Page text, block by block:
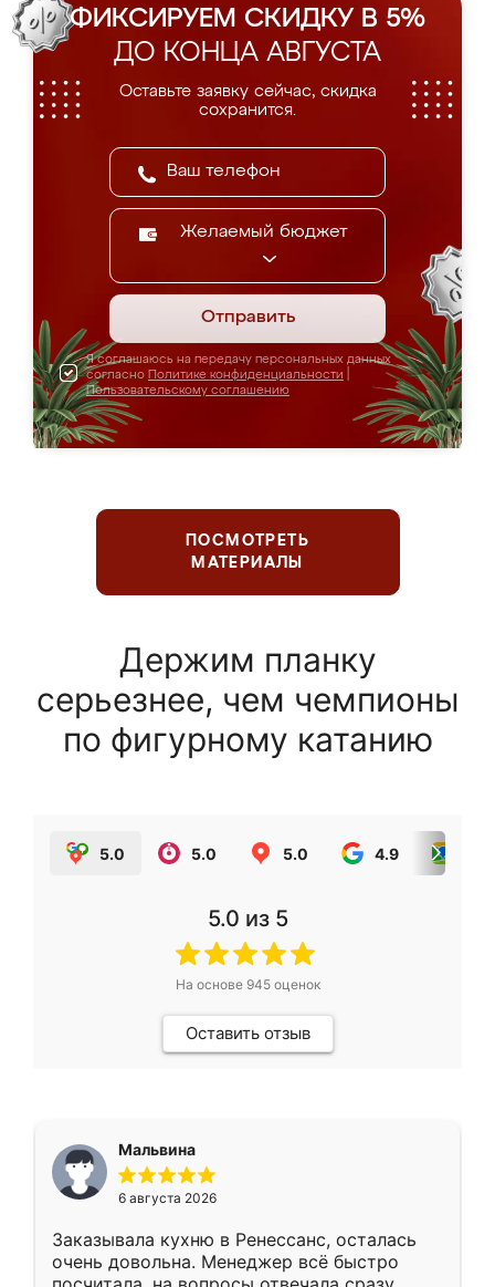
ФИКСИРУЕМ СКИДКУ В 5%
ДО КОНЦА АВГУСТА
Оставьте заявку сейчас, скидка
сохранится.
Желаемый бюджет
Отправить
Я соглашаюсь на передачу персональных данных
согласно Политике конфиденциальности
Пользовательскому соглашению
ПОСМОТРЕТЬ
МАТЕРИАЛЫ
Держим планку
серьезнее, чем чемпионы
по фигурному катанию
5.0 5.0 5.0 4.9
5.0 из 5
На основе 945оценок
Оставить отзыв
Мальвина
6 августа 2026
Заказывала кухню в Ренессанс, осталась
очень довольна. Менеджер всё быстро